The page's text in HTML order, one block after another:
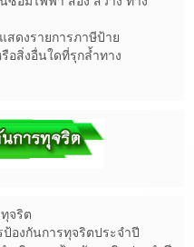
ดงรายการภาษีป้าย
อสิ่งอื่นใดที่รุกล้ำทาง
จริต
องกันการทุจริตประจำปี